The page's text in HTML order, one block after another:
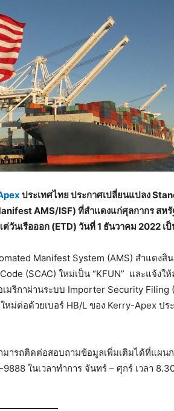
ประเทศไทย ประกาศเปลี่ยนแปลง
AMS/ISF) ที่สำแดงแก่ศุลกากร สหรั
วันเรือออก (ETD) วันที่ 1 ธันวาคม 2022 เ
Manifest System (AMS) สำแดงสิ
(SCAC) ใหม่เป็น “KFUN” และแจ้งใ
มริกาผ่านระบบ Importer Security Filing
หม่ต่อด้วยเบอร์ HB/L ของ Kerry-Apex ปร
มารถติดต่อสอบถามข้อมูลเพิ่มเติมได้ที่แผน
ในเวลาทำการ จันทร์ – ศุกร์ เวลา